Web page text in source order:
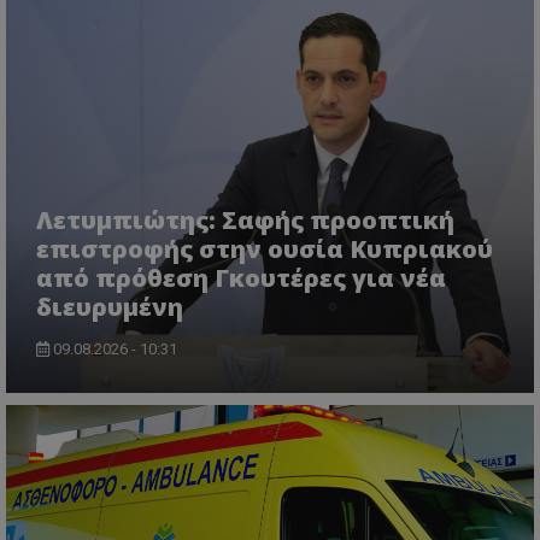
Λετυμπιώτης: Σαφής προοπτική
επιστροφής στην ουσία Κυπριακού
από πρόθεση Γκουτέρες για νέα
διευρυμένη
09.08.2026 - 10:31
Microsoft Corporation
VISITOR_PRIVACY_METADATA
YouTube
.youtube.com